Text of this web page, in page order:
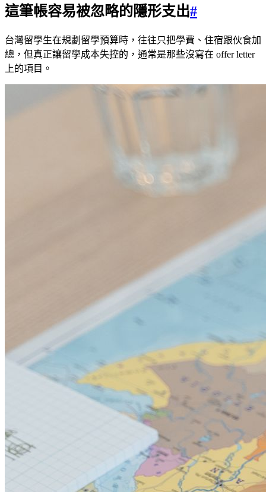
這筆帳容易被忽略的隱形支出#
台灣留學生在規劃留學預算時，往往只把學費、住宿跟伙食加
總，但真正讓留學成本失控的，通常是那些沒寫在 offer letter
上的項目。